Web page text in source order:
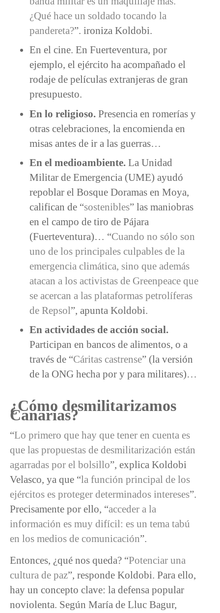
¿Qué hace un soldado tocando la
pandereta?”. ironiza Koldobi.
En el cine. En Fuerteventura, por
ejemplo, el ejército ha acompañado el
rodaje de películas extranjeras de gran
presupuesto.
En lo religioso. Presencia en romerías y
otras celebraciones, la encomienda en
misas antes de ir a las guerras…
En el medioambiente. La Unidad
Militar de Emergencia (UME) ayudó
repoblar el Bosque Doramas en Moya,
califican de “sostenibles” las maniobras
en el campo de tiro de Pájara
(Fuerteventura)… “Cuando no sólo son
uno de los principales culpables de la
emergencia climática, sino que además
atacan a los activistas de Greenpeace que
se acercan a las plataformas petrolíferas
de Repsol”, apunta Koldobi.
En actividades de acción social.
Participan en bancos de alimentos, o a
través de “Cáritas castrense” (la versión
de la ONG hecha por y para militares)…
¿Cómo desmilitarizamos
Canarias?
“Lo primero que hay que tener en cuenta es
que las propuestas de desmilitarización están
agarradas por el bolsillo”, explica Koldobi
Velasco, ya que “la función principal de los
ejércitos es proteger determinados intereses”.
Precisamente por ello, “acceder a la
información es muy difícil: es un tema tabú
en los medios de comunicación”.
Entonces, ¿qué nos queda? “Potenciar una
cultura de paz”, responde Koldobi. Para ello,
hay un concepto clave: la defensa popular
noviolenta. Según María de Lluc Bagur,